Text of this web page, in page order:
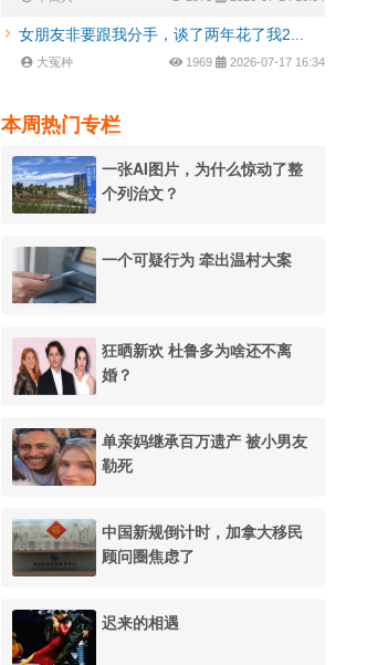
女朋友非要跟我分手，谈了两年花了我2...
大冤种 1969 2026-07-17 16:34
本周热门专栏
一张AI图片，为什么惊动了整
个列治文？
一个可疑行为 牵出温村大案
狂晒新欢 杜鲁多为啥还不离
婚？
单亲妈继承百万遗产 被小男友
勒死
中国新规倒计时，加拿大移民
顾问圈焦虑了
迟来的相遇